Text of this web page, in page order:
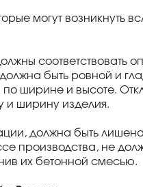
могут возникнуть
соответствовать
быть ровной и
ширине и высоте.
и ширину изделия.
должна быть
производства, не
их бетонной смесью.